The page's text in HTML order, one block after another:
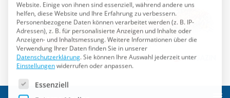
Personenbezogene Daten können verarbeitet werden (z. B. IP-
Adressen), z. B. für personalisierte Anzeigen und Inhalte oder
Anzeigen- und Inhaltsmessung.Weitere Informationen über die
Verwendung Ihrer Daten finden Sie in unserer
Datenschutzerklärung.Sie können Ihre Auswahl jederzeit unter
Einstellungenwiderrufen oder anpassen.
Es folgt eine Liste der Service-Gruppen, für die eine
Essenziell
Externe Medien